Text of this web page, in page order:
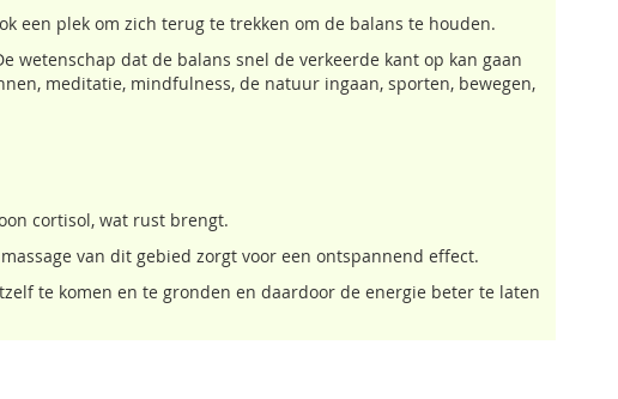
een plek om zich terug te trekken om de balans te houden.
wetenschap dat de balans snel de verkeerde kant op kan gaan
meditatie, mindfulness, de natuur ingaan, sporten, bewegen,
cortisol, wat rust brengt.
van dit gebied zorgt voor een ontspannend effect.
te komen en te gronden en daardoor de energie beter te laten